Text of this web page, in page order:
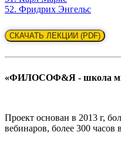
52. Фридрих Энгельс
СКАЧАТЬ ЛЕКЦИИ (PDF)
«ФИЛОСОФ&Я - школа
Проект основан в 2013 г,
вебинаров, более 300 часов